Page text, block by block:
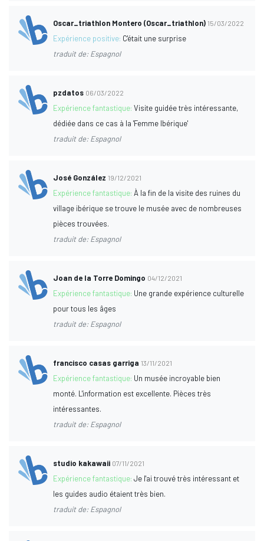
Oscar_triathlon Montero (Oscar_triathlon) 15/03/2022
Expérience positive: C'était une surprise
traduit de: Espagnol
pzdatos 06/03/2022
Expérience fantastique:Visite guidée très intéressante,
dédiée dans ce cas à la 'Femme Ibérique'
traduit de: Espagnol
José González 19/12/2021
Expérience fantastique:À la fin de la visite des ruines du
village ibérique se trouve le musée avec de nombreuses
pièces trouvées.
traduit de: Espagnol
Joan de la Torre Domingo 04/12/2021
Expérience fantastique: Une grande expérience culturelle
pour tous les âges
traduit de: Espagnol
francisco casas garriga 13/11/2021
Expérience fantastique: Un musée incroyable bien
monté. L'information est excellente. Pièces très
intéressantes.
traduit de: Espagnol
studio kakawaii 07/11/2021
Expérience fantastique:Je l'ai trouvé très intéressant et
les guides audio étaient très bien.
traduit de: Espagnol